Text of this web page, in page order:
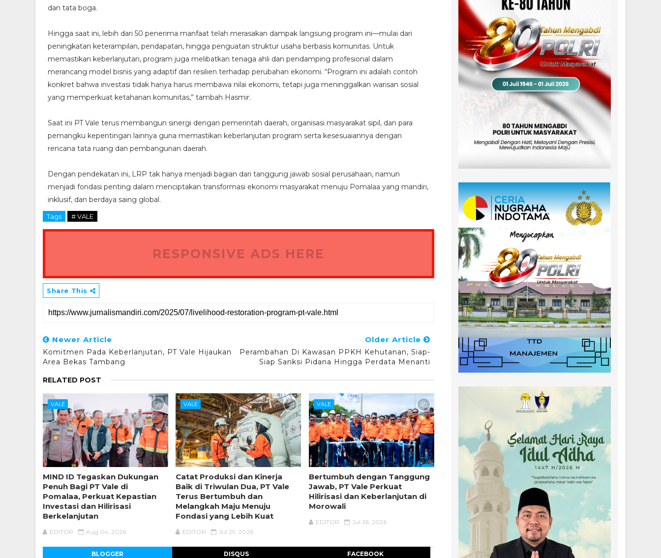
dan tata boga.
Hingga saat ini, lebih dari 50 penerima manfaat telah merasakan dampak langsung program ini—mulai dari
peningkatan keterampilan, pendapatan, hingga penguatan struktur usaha berbasis komunitas. Untuk
memastikan keberlanjutan, program juga melibatkan tenaga ahli dan pendamping profesional dalam
merancang model bisnis yang adaptif dan resilien terhadap perubahan ekonomi. “Program ini adalah contoh
konkret bahwa investasi tidak hanya harus membawa nilai ekonomi, tetapi juga meninggalkan warisan sosial
yang memperkuat ketahanan komunitas,” tambah Hasmir.
Saat ini PT Vale terus membangun sinergi dengan pemerintah daerah, organisasi masyarakat sipil, dan para
pemangku kepentingan lainnya guna memastikan keberlanjutan program serta kesesuaiannya dengan
rencana tata ruang dan pembangunan daerah.
Dengan pendekatan ini, LRP tak hanya menjadi bagian dari tanggung jawab sosial perusahaan, namun
menjadi fondasi penting dalam menciptakan transformasi ekonomi masyarakat menuju Pomalaa yang mandiri,
inklusif, dan berdaya saing global.
Tags # VALE
RESPONSIVE ADS HERE
Share This
Newer Article
Komitmen Pada Keberlanjutan, PT Vale Hijaukan
Area Bekas Tambang
Older Article
Perambahan Di Kawasan PPKH Kehutanan, Siap-
Siap Sanksi Pidana Hingga Perdata Menanti
RELATED POST
VALE
MIND ID Tegaskan Dukungan
Penuh Bagi PT Vale di
Pomalaa, Perkuat Kepastian
Investasi dan Hilirisasi
Berkelanjutan
EDITOR Aug 04, 2026
VALE
Catat Produksi dan Kinerja
Baik di Triwulan Dua, PT Vale
Terus Bertumbuh dan
Melangkah Maju Menuju
Fondasi yang Lebih Kuat
EDITOR Jul 29, 2026
VALE
Bertumbuh dengan Tanggung
Jawab, PT Vale Perkuat
Hilirisasi dan Keberlanjutan di
Morowali
EDITOR Jul 26, 2026
BLOGGER DISQUS FACEBOOK